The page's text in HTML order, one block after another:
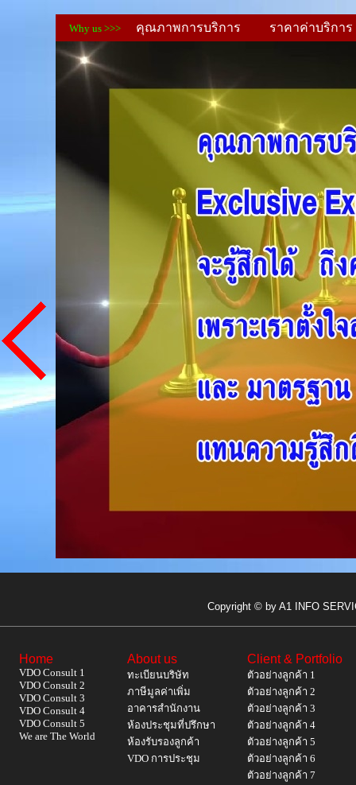
Why us >>> คุณภาพการบริการ ราคาค่าบริก
Copyright © by A1 INFO
Home
VDO Consult 1
VDO Consult 2
VDO Consult 3
VDO Consult 4
VDO Consult 5
We are The World
About us
ทะเบียนบริษัท
ภาษีมูลค่าเพิ่ม
อาคารสำนักงาน
ห้องประชุมที่ปรึกษา
ห้องรับรองลูกค้า
VDO การประชุม
Client & Portfolio
ตัวอย่างลูกค้า 1
ตัวอย่างลูกค้า 2
ตัวอย่างลูกค้า 3
ตัวอย่างลูกค้า 4
ตัวอย่างลูกค้า 5
ตัวอย่างลูกค้า 6
ตัวอย่างลูกค้า 7